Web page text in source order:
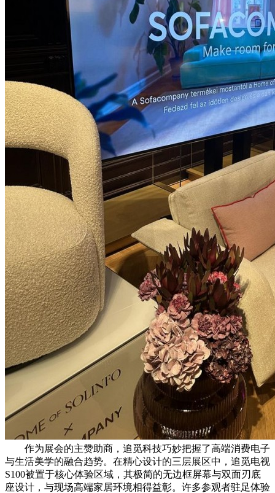
作为展会的主赞助商，追觅科技巧妙把握了高端消费电子
与生活美学的融合趋势。在精心设计的三层展区中，追觅电视
S100被置于核心体验区域，其极简的无边框屏幕与双面刃底
座设计，与现场高端家居环境相得益彰。许多参观者驻足体验